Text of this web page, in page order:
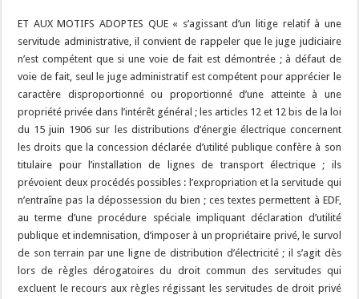
ET AUX MOTIFS ADOPTES QUE « s’agissant d’un litige relatif à une
servitude administrative, il convient de rappeler que le juge judiciaire
n’est compétent que si une voie de fait est démontrée ; à défaut de
voie de fait, seul le juge administratif est compétent pour apprécier le
caractère disproportionné ou proportionné d’une atteinte à une
propriété privée dans l’intérêt général ; les articles 12 et 12 bis de la loi
du 15 juin 1906 sur les distributions d’énergie électrique concernent
les droits que la concession déclarée d’utilité publique confère à son
titulaire pour l’installation de lignes de transport électrique ; ils
prévoient deux procédés possibles : l’expropriation et la servitude qui
n’entraîne pas la dépossession du bien ; ces textes permettent à EDF,
au terme d’une procédure spéciale impliquant déclaration d’utilité
publique et indemnisation, d’imposer à un propriétaire privé, le survol
de son terrain par une ligne de distribution d’électricité ; il s’agit dès
lors de règles dérogatoires du droit commun des servitudes qui
excluent le recours aux règles régissant les servitudes de droit privé